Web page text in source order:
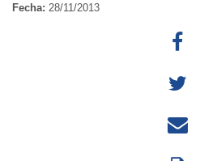
Fecha: 28/11/2013